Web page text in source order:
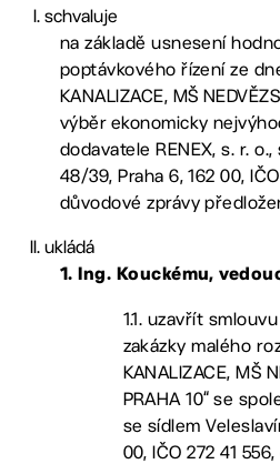
schvaluje
na základě usnesení
poptávkového řízení ze
KANALIZACE, MŠ
výběr ekonomicky
dodavatele RENEX, s. r.
48/39, Praha 6, 162 00,
důvodové zprávy
ukládá
1. Ing. Kouckému,
1.1. uzavřít
zakázky malého
KANALIZACE, MŠ
PRAHA 10“ se
se sídlem
00, IČO 272 41